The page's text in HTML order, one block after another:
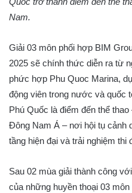
Nam.
Giải 03 môn phối hợp BIM
2025 sẽ chính thức diễn ra từ
phức hợp Phu Quoc Marina,
động viên trong nước và quốc
Phú Quốc là điểm đến thể
Đông Nam Á – nơi hội tụ cảnh
tầng hiện đại và trải nghiệm thi
Sau 02 mùa giải thành công
của những huyền thoại 03